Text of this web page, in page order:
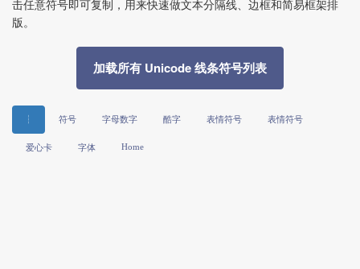
击任意符号即可复制，用来快速做文本分隔线、边框和简易框架排
版。
加载所有 Unicode 线条符号列表
┆ 符号 字母数字 酷字 表情符号 表情符号
爱心卡 字体 Home